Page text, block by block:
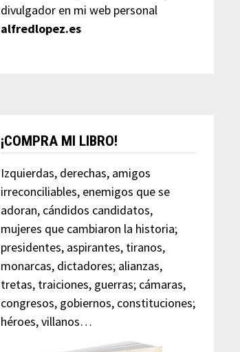
divulgador en mi web personal
alfredlopez.es
¡COMPRA MI LIBRO!
Izquierdas, derechas, amigos
irreconciliables, enemigos que se
adoran, cándidos candidatos,
mujeres que cambiaron la historia;
presidentes, aspirantes, tiranos,
monarcas, dictadores; alianzas,
tretas, traiciones, guerras; cámaras,
congresos, gobiernos, constituciones;
héroes, villanos…